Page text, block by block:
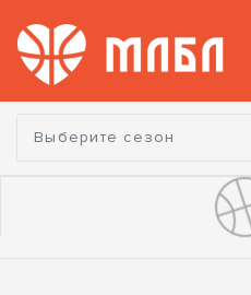
Турнир:
Выберите сезон